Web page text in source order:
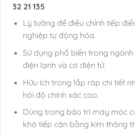
32 21 135
Lý tưởng để điều chỉnh tiếp
nghiệp tự động hóa.
Sử dụng phổ biến trong ngành
điện lạnh và cơ điện tử.
Hữu ích trong lắp ráp chi tiết
hỏi độ chính xác cao.
Dùng trong bảo trì máy móc
khó tiếp cận bằng kìm thông